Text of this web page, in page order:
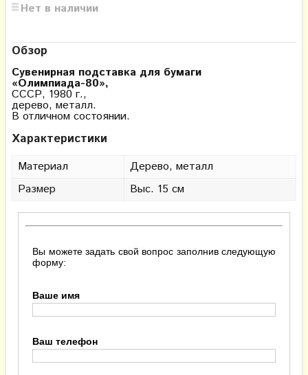
Нет в наличии
Обзор
Сувенирная подставка для бумаги
«Олимпиада-80»,
СССР, 1980 г.,
дерево, металл.
В отличном состоянии.
Характеристики
Материал
Дерево, металл
Размер
Выс. 15 см
Вы можете задать свой вопрос заполнив следующую
форму:
Ваше имя
Ваш телефон